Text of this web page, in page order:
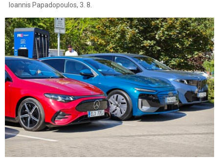
Ioannis Papadopoulos, 3. 8.